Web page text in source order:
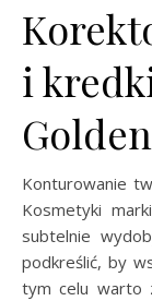
i
Konturowanie
Kosmetyki marki
subtelnie
podkreślić, by
tym celu warto